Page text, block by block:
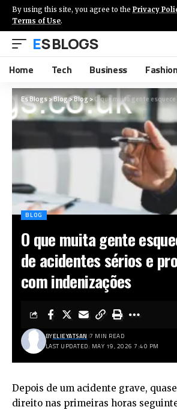
By using this site, you agree to the Privacy
Terms of Use.
ES BLOGS
Home Tech Business Fashion
Es Blogs>Blog>Blog >O que muita gente esquece depois de
BLOG
O que muita gente
de acidentes sérios e
com indenizações
LAST UPDATED: MAY 19, 2026 7:40 PM
BYELIEYATSAN 7 MIN READ
Depois de um acidente grave,
direito nas primeiras horas